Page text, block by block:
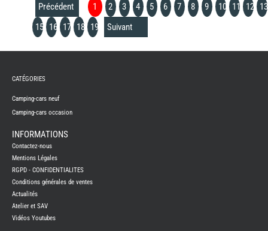
Précédent 1 2 3 4 5 6 7 8 9 10 11 12
13
15
16 17 18 19 Suivant
CAMPING-
NEUFS
CAMPING-
CAMPING-
BENIMAR
CAMPING-
CARADO
CAMPING-
CATÉGORIES
Camping-cars neuf
Camping-cars occasion
INFORMATIONS
Contactez-nous
Mentions Légales
RGPD - CONFIDENTIALITES
Conditions générales de ventes
Actualités
Atelier et SAV
Vidéos Youtubes